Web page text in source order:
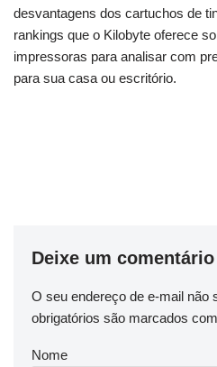
desvantagens dos cartuchos de
rankings que o Kilobyte oferece
impressoras para analisar com
para sua casa ou escritório.
Deixe um comentário
O seu endereço de e-mail não
obrigatórios são marcados com
Nome